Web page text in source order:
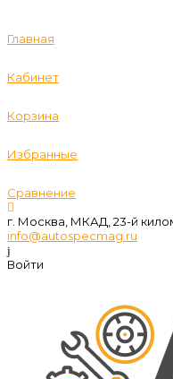
Главная
Кабинет
Корзина
Избранные
Сравнение
г. Москва, МКАД, 23-й
info@autospecmag.ru
Войти